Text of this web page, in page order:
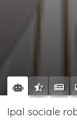
Ipal sociale